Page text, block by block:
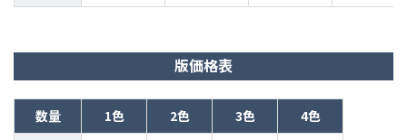
版価格表
数量 1色 2色 3色
4色